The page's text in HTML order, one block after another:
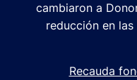
cambiaron a
reducción en
Recauda